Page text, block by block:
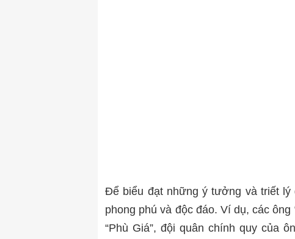
Để biểu đạt những ý tưởng và triết lý
phong phú và độc đáo. Ví dụ, các
“Phù Giá”, đội quân chính quy của